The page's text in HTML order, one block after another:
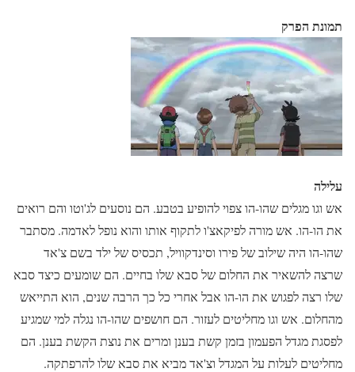
תמונת הפרק
עלילה
אש וגו מגלים שהו-הו צפוי להופיע בטבע. הם נוסעים לג'וטו והם רואים
את הו-הו. אש מורה לפיקאצ'ו לתקוף אותו והוא נופל לאדמה. מסתבר
שהו-הו היה שילוב של פירו וסינדקוויל, תכסיס של ילד בשם צ'אד
שרצה להשאיר את החלום של סבא שלו בחיים. הם שומעים כיצד סבא
שלו רצה לפגוש את הו-הו אבל אחרי כל כך הרבה שנים, הוא התייאש
מהחלום. אש וגו מחליטים לעזור. הם חושפים שהו-הו נגלה למי שמגיע
לפסגת מגדל הפעמון בזמן קשת בענן ומרים את נוצת הקשת בענן. הם
מחליטים לעלות על המגדל וצ'אד מביא את סבא שלו להרפתקה.